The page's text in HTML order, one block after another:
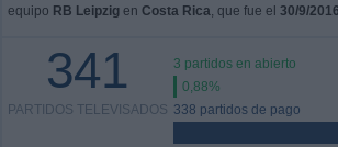
equipo RB Leipzigen Costa Rica, que fue el 30/9/2016
341
PARTIDOS TELEVISADOS
3 partidos en abierto
0,88%
338 partidos de pago